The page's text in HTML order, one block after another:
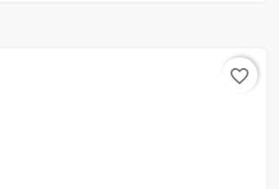
favorite_border